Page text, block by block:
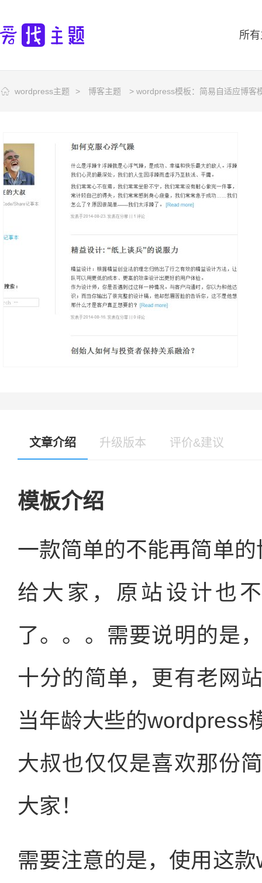
所
wordpress主题 > 博客主题 > wordpress模板：简易自适应博客
文章介绍 升级版本 评价&建议
模板介绍
一款简单的不能再简单
给大家，原站设计也
了。。。需要说明的是
十分的简单，更有老网
当年龄大些的wordpress
大叔也仅仅是喜欢那份
大家！
需要注意的是，使用这